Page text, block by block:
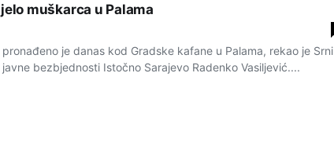
muškarca u Palama
je danas kod Gradske kafane u Palama, rekao je Srni
bezbjednosti Istočno Sarajevo Radenko Vasiljević....